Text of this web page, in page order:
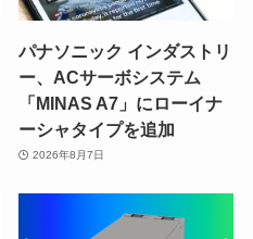
パナソニック インダストリ
ー、ACサーボシステム
「MINAS A7」にローイナ
ーシャタイプを追加
2026年8月7日